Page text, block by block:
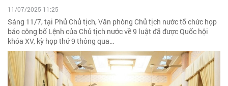
11/07/2025 11:25
Sáng 11/7, tại Phủ Chủ tịch, Văn phòng Chủ tịch nước tổ chức họp
báo công bố Lệnh của Chủ tịch nước về 9 luật đã được Quốc hội
khóa XV, kỳ họp thứ 9 thông qua…